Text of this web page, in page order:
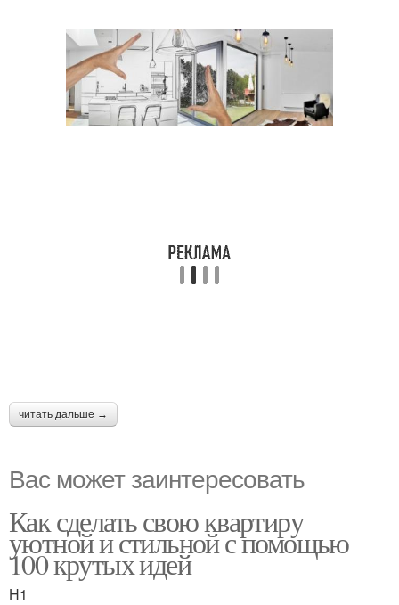
читать дальше →
Вас может заинтересовать
Как сделать свою квартиру
уютной и стильной с помощью
100 крутых идей
H1